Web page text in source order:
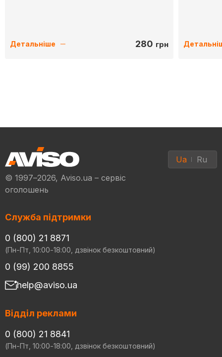
Детальніше 280 грн
© 1997–2026, Aviso.ua – сервіс
оголошень
Ua Ru
Служба підтримки
0 (800) 21 8871
(Пн-Пт, 10:00-18:00, дзвінок безкоштовний)
0 (99) 200 8855
help@aviso.ua
Відділ реклами
0 (800) 21 8841
(Пн-Пт, 10:00-18:00, дзвінок безкоштовний)